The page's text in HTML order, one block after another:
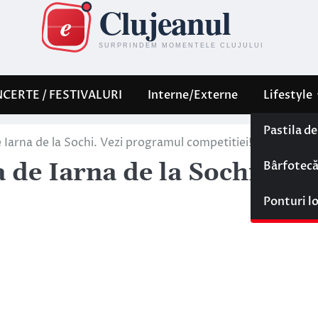
/ FESTIVALURI Interne/Externe Lifestyle
Pastila
Bârfotecă
Ponturi
de la Sochi. Vezi programul competitiei!
Iarna de la Sochi.